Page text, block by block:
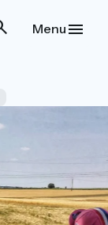
Menu